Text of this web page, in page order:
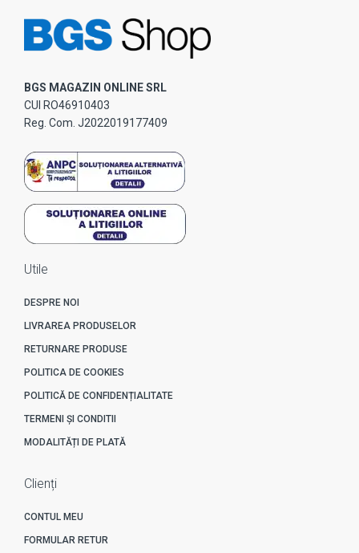
BGS MAGAZIN ONLINE SRL
CUI RO46910403
Reg. Com. J2022019177409
Utile
DESPRE NOI
LIVRAREA PRODUSELOR
RETURNARE PRODUSE
POLITICA DE COOKIES
POLITICĂ DE CONFIDENȚIALITATE
TERMENI ȘI CONDITII
MODALITĂȚI DE PLATĂ
Clienți
CONTUL MEU
FORMULAR RETUR